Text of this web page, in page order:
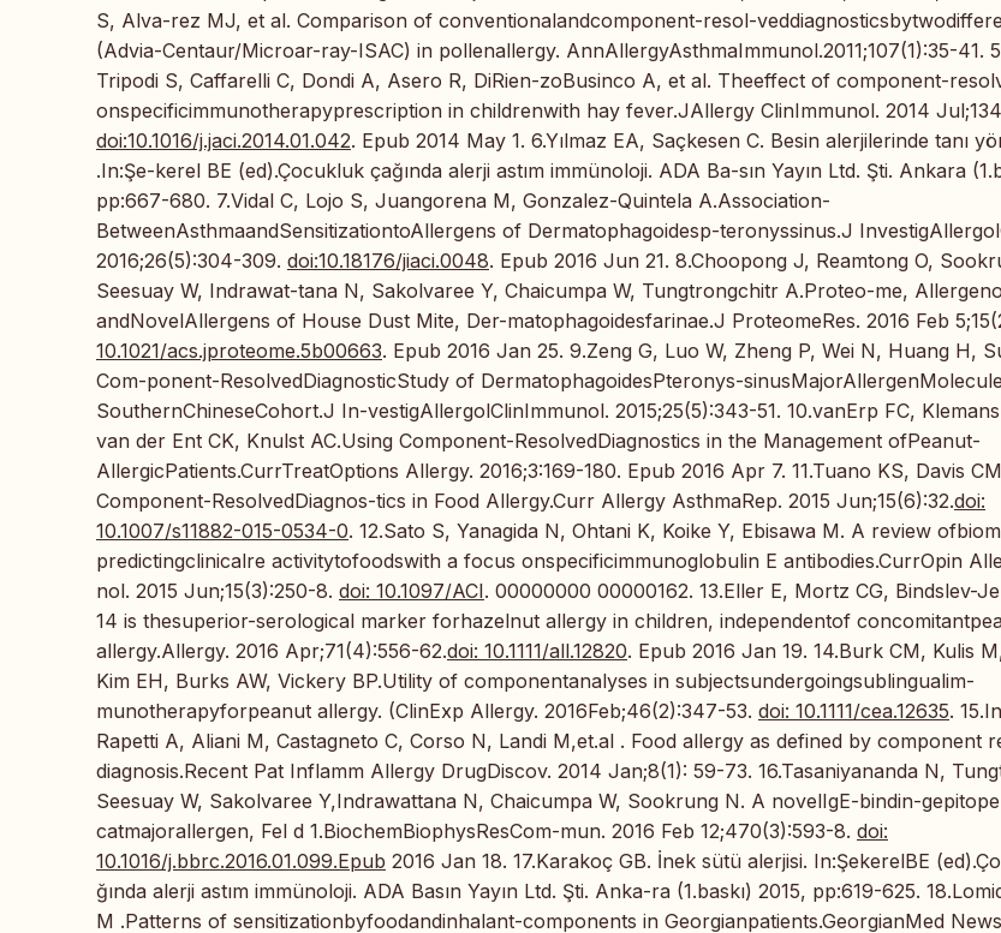
S, Alva-rez MJ, et al. Comparison of conventionalandcomponent-resol-
(Advia-Centaur/Microar-ray-ISAC) in pollenallergy. AnnAllergyAsthmaImmunol.2011;107(1):35-41.
Tripodi S, Caffarelli C, Dondi A, Asero R, DiRien-zoBusinco A, et al. Theeffect of component-
onspecificimmunotherapyprescription in childrenwith hay fever.JAllergy ClinImmunol. 2014
doi:10.1016/j.jaci.2014.01.042. Epub 2014 May 1. 6.Yılmaz EA, Saçkesen C. Besin alerjilerinde tanı
.In:Şe-kerel BE (ed).Çocukluk çağında alerji astım immünoloji. ADA Ba-sın Yayın Ltd. Şti. Ankara
pp:667-680. 7.Vidal C, Lojo S, Juangorena M, Gonzalez-Quintela A.Association-
BetweenAsthmaandSensitizationtoAllergens of Dermatophagoidesp-teronyssinus.J
2016;26(5):304-309. doi:10.18176/jiaci.0048. Epub 2016 Jun 21. 8.Choopong J, Reamtong O,
Seesuay W, Indrawat-tana N, Sakolvaree Y, Chaicumpa W, Tungtrongchitr A.Proteo-me,
andNovelAllergens of House Dust Mite, Der-matophagoidesfarinae.J ProteomeRes. 2016 Feb
10.1021/acs.jproteome.5b00663. Epub 2016 Jan 25. 9.Zeng G, Luo W, Zheng P, Wei N, Huang H,
Com-ponent-ResolvedDiagnosticStudy of DermatophagoidesPteronys-
SouthernChineseCohort.J In-vestigAllergolClinImmunol. 2015;25(5):343-51. 10.vanErp FC,
van der Ent CK, Knulst AC.Using Component-ResolvedDiagnostics in the Management ofPeanut-
AllergicPatients.CurrTreatOptions Allergy. 2016;3:169-180. Epub 2016 Apr 7. 11.Tuano KS, Davis
Component-ResolvedDiagnos-tics in Food Allergy.Curr Allergy AsthmaRep. 2015 Jun;15(6):32.doi:
10.1007/s11882-015-0534-0. 12.Sato S, Yanagida N, Ohtani K, Koike Y, Ebisawa M. A review
predictingclinicalre activitytofoodswith a focus onspecificimmunoglobulin E antibodies.CurrOpin
nol. 2015 Jun;15(3):250-8. doi: 10.1097/ACI. 00000000 00000162. 13.Eller E, Mortz CG, Bindslev-
14 is thesuperior-serological marker forhazelnut allergy in children, independentof
allergy.Allergy. 2016 Apr;71(4):556-62.doi: 10.1111/all.12820. Epub 2016 Jan 19. 14.Burk CM, Kulis
Kim EH, Burks AW, Vickery BP.Utility of componentanalyses in subjectsundergoingsublingualim-
munotherapyforpeanut allergy. (ClinExp Allergy. 2016Feb;46(2):347-53. doi: 10.1111/cea.12635.
Rapetti A, Aliani M, Castagneto C, Corso N, Landi M,et.al . Food allergy as defined by component
diagnosis.Recent Pat Inflamm Allergy DrugDiscov. 2014 Jan;8(1): 59-73. 16.Tasaniyananda N,
Seesuay W, Sakolvaree Y,Indrawattana N, Chaicumpa W, Sookrung N. A novelIgE-bindin-
catmajorallergen, Fel d 1.BiochemBiophysResCom-mun. 2016 Feb 12;470(3):593-8. doi:
10.1016/j.bbrc.2016.01.099.Epub 2016 Jan 18. 17.Karakoç GB. İnek sütü alerjisi. In:ŞekerelBE
ğında alerji astım immünoloji. ADA Basın Yayın Ltd. Şti. Anka-ra (1.baskı) 2015, pp:619-625.
M .Patterns of sensitizationbyfoodandinhalant-components in Georgianpatients.GeorgianMed